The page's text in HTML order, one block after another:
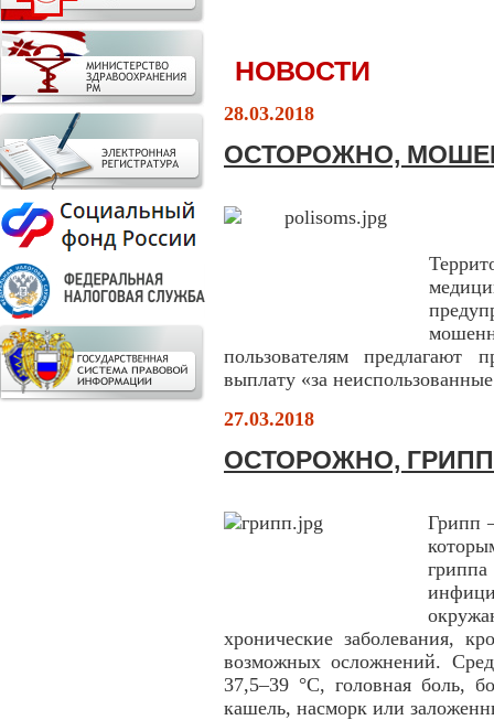
НОВОСТИ
28.03.2018
ОСТОРОЖНО,
пользователям
выплату «за
27.03.2018
ОСТОРОЖНО,
Грипп
хронические заболевания,
возможных осложнений.
37,5–39 °С, головная боль,
кашель, насморк или